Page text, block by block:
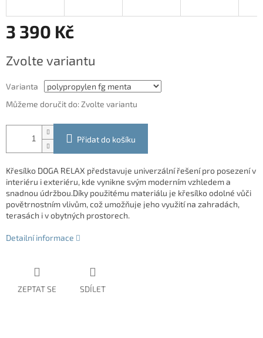
3 390 Kč
cena:
Zvolte variantu
Varianta
Můžeme doručit do: Zvolte variantu
Přidat do košíku
Křesílko DOGA RELAX představuje univerzální řešení pro posezení v
interiéru i exteriéru, kde vynikne svým moderním vzhledem a
snadnou údržbou.Díky použitému materiálu je křesílko odolné vůči
povětrnostním vlivům, což umožňuje jeho využití na zahradách,
terasách i v obytných prostorech.
Detailní informace
ZEPTAT SE SDÍLET